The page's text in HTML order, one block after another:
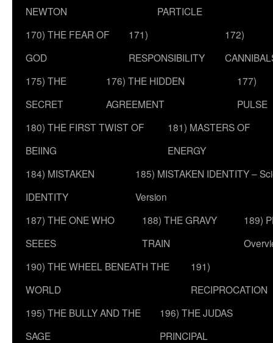
NEWTON
PARTICLE
170) THE FEAR OF
GOD
171)
RESPONSIBILITY
172)
175) THE
SECRET
176) THE HIDDEN
AGREEMENT
177)
PULSE
180) THE FIRST TWIST OF
BEIING
181) MASTERS OF
ENERGY
184) MISTAKEN
IDENTITY
185) MISTAKEN IDENTITY –
Version
187) THE ONE WHO
SEEES
188) THE GRAVY
TRAIN
189)
190) THE WHEEL BENEATH THE
WORLD
191)
RECIPROCATION
195) THE BULLY AND THE
SAGE
196) THE JUDAS
PRINCIPAL